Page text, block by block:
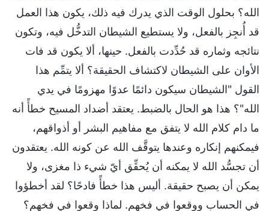
الله؟ بحلول الوقت الذي يدرك فيه ذلك، يكون هذا العمل
قد أُنجِز بالفعل، ولا يستطيع الشيطان التدخُّل فيه، وتكون
نتائجه وثماره قد حُدِّدت بالفعل. حينها، ألا يكون قد فات
الأوان على الشيطان لاكتشاف الحقيقة؟ ألا يتمِّم هذا
القول "الشيطان سيكون دائمًا عدوًا مهزومًا في يدي
الله"؟ هذا هو الحال بالضبط. يعتقد أضداد المسيح خطأً أنه
ما دام كلام الله لا يتفق مع مفاهيم البشر أو أذواقهم،
فيمكنهم إنكاره وعندها يتوقَّف الله عن كونه الله. يعتقدون
أن تجسُّد الله لا يمكنه أن يُحقِّق أيّ شيء ذا مغزى، ولا
يمكن أن يصبح حقيقة. أليس هذا خطأً فادحًا؟ لقد أخطؤوا
في الحساب ووقعوا في فخهم. لماذا وقعوا في فخهم؟